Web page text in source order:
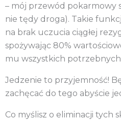
– mój przewód pokarmowy
nie tędy droga). Takie
na brak uczucia ciągłej
spożywając 80%
mu wszystkich potrzebnych
Jedzenie to przyjemność!
zachęcać do tego abyście
Co myślisz o eliminacji tych